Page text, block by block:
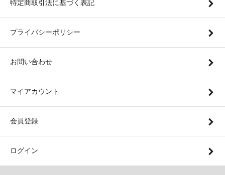
特定商取引法に基づく表記
プライバシーポリシー
お問い合わせ
マイアカウント
会員登録
ログイン